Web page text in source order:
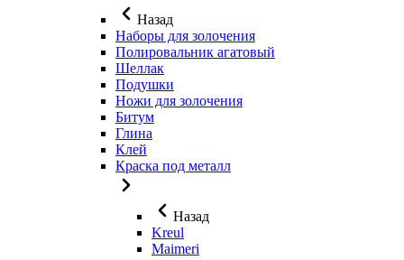
Назад
Наборы для золочения
Полировальник агатовый
Шеллак
Подушки
Ножи для золочения
Битум
Глина
Клей
Краска под металл
Назад
Kreul
Maimeri